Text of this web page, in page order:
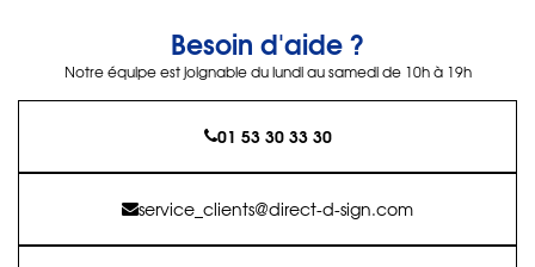
Besoin d'aide ?
Notre équipe est joignable du lundi au samedi de 10h à 19h
01 53 30 33 30
service_clients@direct-d-sign.com